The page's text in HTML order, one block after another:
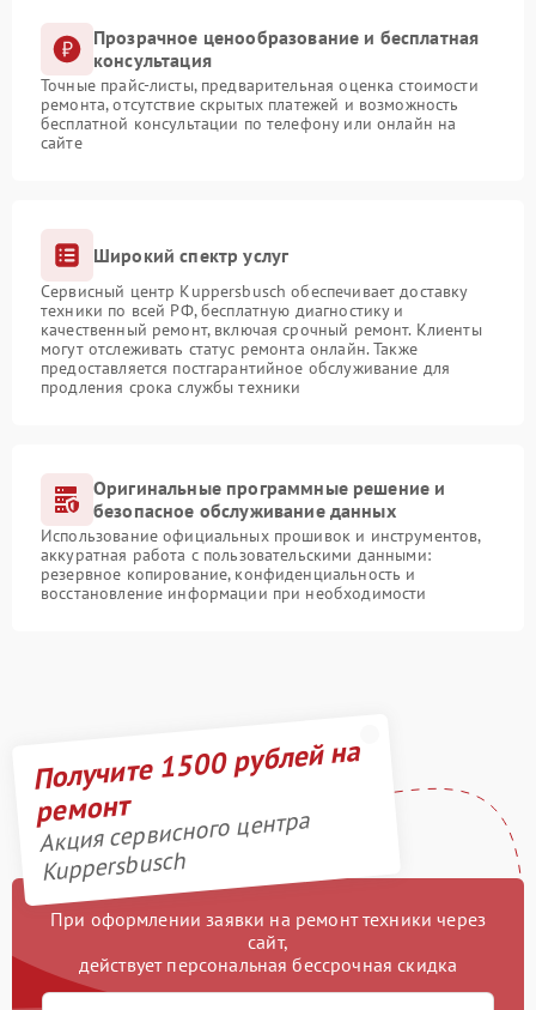
Прозрачное ценообразование и бесплатная
консультация
Точные прайс-листы, предварительная оценка стоимости
ремонта, отсутствие скрытых платежей и возможность
бесплатной консультации по телефону или онлайн на
сайте
Широкий спектр услуг
Сервисный центр Kuppersbusch обеспечивает доставку
техники по всей РФ, бесплатную диагностику и
качественный ремонт, включая срочный ремонт. Клиенты
могут отслеживать статус ремонта онлайн. Также
предоставляется постгарантийное обслуживание для
продления срока службы техники
Оригинальные программные решение и
безопасное обслуживание данных
Использование официальных прошивок и инструментов,
аккуратная работа с пользовательскими данными:
резервное копирование, конфиденциальность и
восстановление информации при необходимости
Получите 1500 рублей на
ремонт
Акция сервисного центра
Kuppersbusch
При оформлении заявки на ремонт техники через
сайт,
действует персональная бессрочная скидка